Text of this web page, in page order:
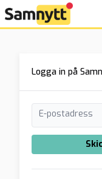
Logga in på
E-postadress